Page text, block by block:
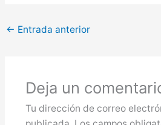
← Entrada anterior
Deja un
Tu dirección de correo